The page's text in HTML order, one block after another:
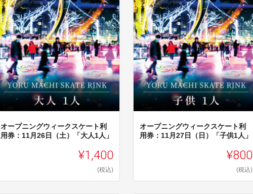
オープニングウィークスケート利
用券：11月26日（土）「大人1人」
¥1,400
(税込)
オープニングウィークスケート利
用券：11月27日（日）「子供1人」
¥800
(税込)